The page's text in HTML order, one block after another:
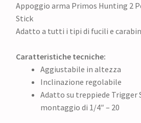
Appoggio arma Primos Hunting 2
Stick
Adatto a tutti i tipi di fucili e
Caratteristiche tecniche:
Aggiustabile in altezza
Inclinazione regolabile
Adatto su treppiede Trigger
montaggio di 1/4″ – 20